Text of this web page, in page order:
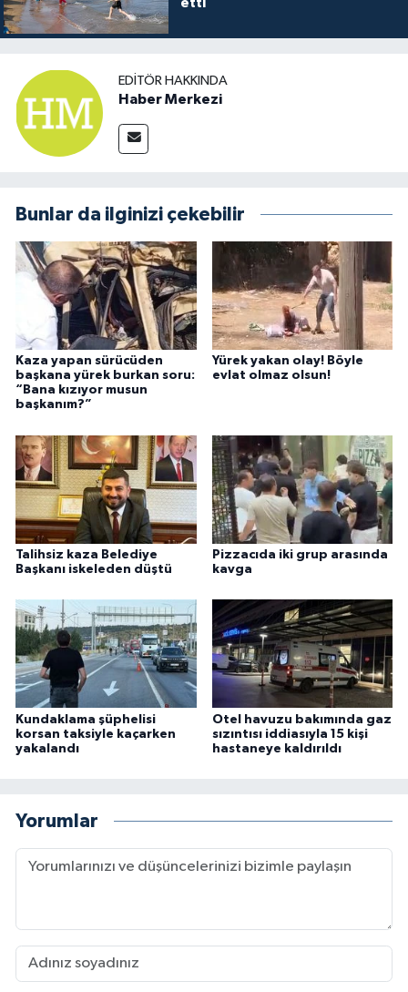
etti
EDITÖR HAKKINDA
Haber Merkezi
Bunlar da ilginizi çekebilir
Kaza yapan sürücüden
başkana yürek burkan soru:
“Bana kızıyor musun
başkanım?”
Yürek yakan olay! Böyle
evlat olmaz olsun!
Talihsiz kaza Belediye
Başkanı iskeleden düştü
Pizzacıda iki grup arasında
kavga
Kundaklama şüphelisi
korsan taksiyle kaçarken
yakalandı
Otel havuzu bakımında gaz
sızıntısı iddiasıyla 15 kişi
hastaneye kaldırıldı
Yorumlar